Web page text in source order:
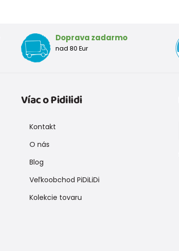
Doprava zadarmo
nad 80 Eur
Víac o Pidilidi
Kontakt
O nás
Blog
Veľkoobchod PiDiLiDi
Kolekcie tovaru